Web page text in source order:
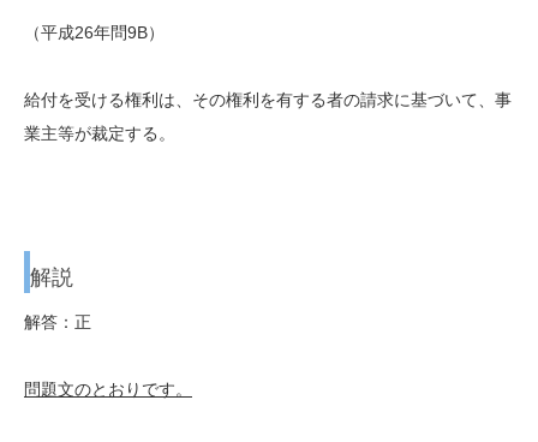
（平成26年問9B）
給付を受ける権利は、その権利を有する者の請求に基づいて、事
業主等が裁定する。
解説
解答：正
問題文のとおりです。